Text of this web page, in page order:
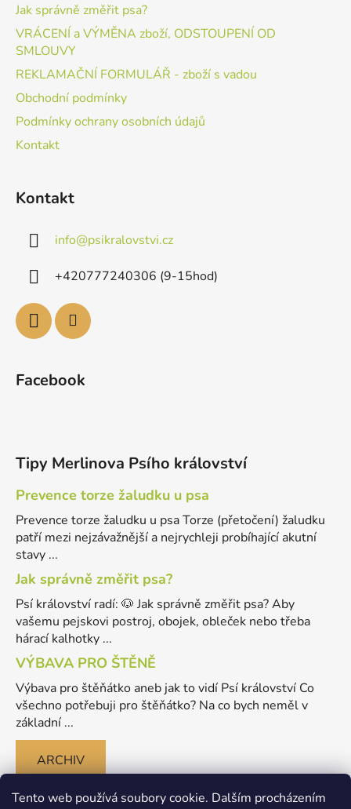
Tento web používá soubory cookie. Dalším procházením
Jak správně změřit psa?
VRÁCENÍ a VÝMĚNA zboží, ODSTOUPENÍ OD
SMLOUVY
REKLAMAČNÍ FORMULÁŘ - zboží s vadou
Obchodní podmínky
Podmínky ochrany osobních údajů
Kontakt
Kontakt
info@psikralovstvi.cz
+420777240306 (9-15hod)
Facebook
Tipy Merlinova Psího království
Prevence torze žaludku u psa
Prevence torze žaludku u psa Torze (přetočení) žaludku
patří mezi nejzávažnější a nejrychleji probíhající akutní
stavy ...
Jak správně změřit psa?
Psí království radí: 🐶 Jak správně změřit psa? Aby
vašemu pejskovi postroj, obojek, obleček nebo třeba
hárací kalhotky ...
VÝBAVA PRO ŠTĚNĚ
Výbava pro štěňátko aneb jak to vidí Psí království Co
všechno potřebuji pro štěňátko? Na co bych neměl v
základní ...
ARCHIV